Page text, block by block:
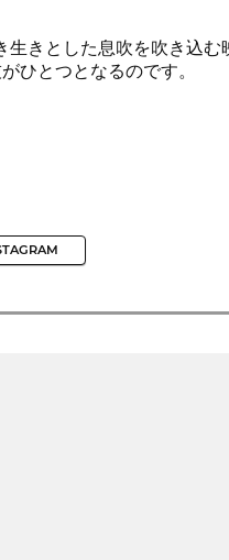
きとした息吹を吹き込む
ひとつとなるのです。